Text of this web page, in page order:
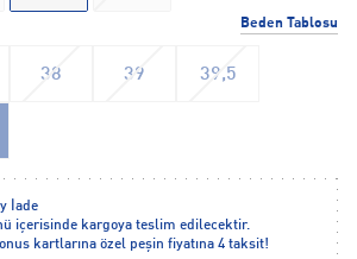
Beden Tablosu
38 39 39,5
İade
içerisinde kargoya teslim edilecektir.
kartlarına özel peşin fiyatına 4 taksit!